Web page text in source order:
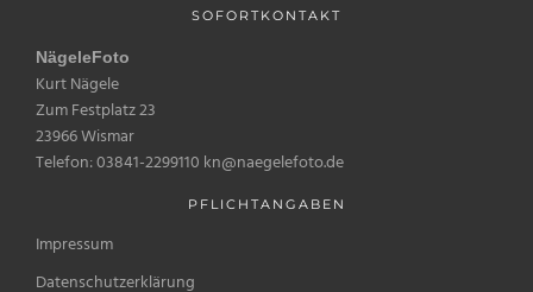
SOFORTKONTAKT
NägeleFoto
Kurt Nägele
Zum Festplatz 23
23966 Wismar
Telefon: 03841-2299110 kn@naegelefoto.de
PFLICHTANGABEN
Impressum
Datenschutzerklärung